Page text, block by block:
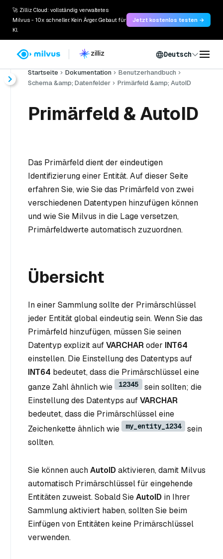
🚀 Zilliz Cloud: vollständig verwaltetes
Milvus - 10x schneller. Kein Ärger. Gebaut für
KI.
Jetzt kostenlos testen →
Deutsch
Startseite Dokumentation
Benutzerhandbuch
Schema &amp; Datenfelder
Primärfeld &amp; AutoID
Primärfeld & AutoID
Das Primärfeld dient der eindeutigen
Identifizierung einer Entität. Auf dieser Seite
erfahren Sie, wie Sie das Primärfeld von zwei
verschiedenen Datentypen hinzufügen können
und wie Sie Milvus in die Lage versetzen,
Primärfeldwerte automatisch zuzuordnen.
Übersicht
In einer Sammlung sollte der Primärschlüssel
jeder Entität global eindeutig sein. Wenn Sie das
Primärfeld hinzufügen, müssen Sie seinen
Datentyp explizit aufVARCHAR oder INT64
einstellen. Die Einstellung des Datentyps auf
INT64 bedeutet, dass die Primärschlüssel eine
ganze Zahl ähnlich wie
12345
sein sollten; die
Einstellung des Datentyps aufVARCHAR
bedeutet, dass die Primärschlüssel eine
Zeichenkette ähnlich wie
my_entity_1234
sein
sollten.
Sie können auchAutoID aktivieren, damit Milvus
automatisch Primärschlüssel für eingehende
Entitäten zuweist. Sobald SieAutoID in Ihrer
Sammlung aktiviert haben, sollten Sie beim
Einfügen von Entitäten keine Primärschlüssel
verwenden.